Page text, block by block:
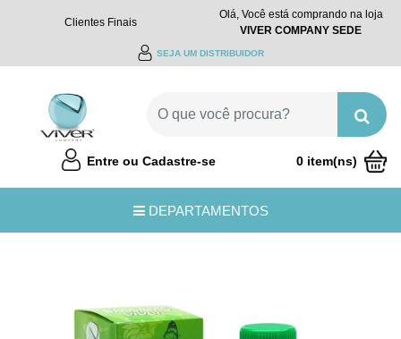
Clientes Finais
Olá, Você está comprando na loja
VIVER COMPANY SEDE
SEJA UM DISTRIBUIDOR
Entre ou Cadastre-se
0 item(ns)
DEPARTAMENTOS